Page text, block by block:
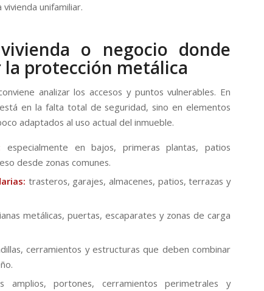
unifamiliar.
o negocio donde
protección metálica
analizar los accesos y puntos vulnerables. En
en la falta total de seguridad, sino en elementos
adaptados al uso actual del inmueble.
especialmente en bajos, primeras plantas, patios
desde zonas comunes.
trasteros, garajes, almacenes, patios, terrazas y
metálicas, puertas, escaparates y zonas de carga
cerramientos y estructuras que deben combinar
amplios, portones, cerramientos perimetrales y